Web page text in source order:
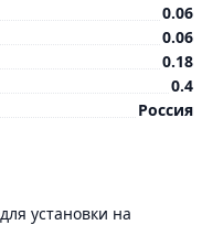
0.06
0.06
0.18
0.4
Россия
установки на